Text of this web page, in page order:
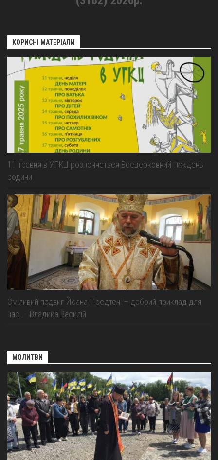
КОРИСНІ МАТЕРІАЛИ
11 травня в УГКЦ розпочнеться Всецерковний тиждень
родини
Сміливий подвиг Йоана Предтечі – добрий приклад для
нас, – Владика Василій
МОЛИТВИ